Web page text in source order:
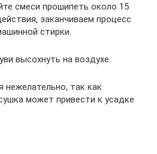
смеси прошипеть около 15
заканчиваем процесс
стирки.
высохнуть на воздухе.
нежелательно, так как
может привести к усадке